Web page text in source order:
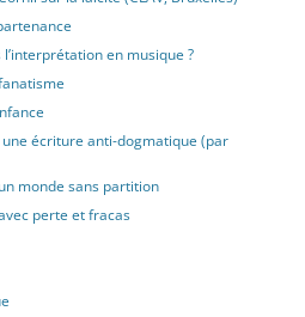
en musique ?
une écriture anti-dogmatique (par
monde sans partition
perte et fracas